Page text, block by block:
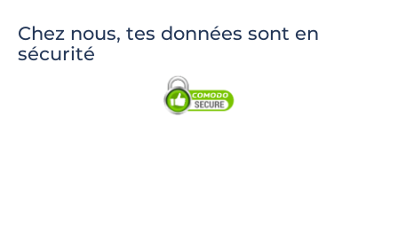
Chez nous, tes données sont en
sécurité